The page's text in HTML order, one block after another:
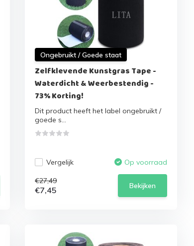
Ongebruikt / Goede staat
Zelfklevende Kunstgras Tape -
Waterdicht & Weerbestendig -
73% Korting!
Dit product heeft het label ongebruikt /
goede s...
Vergelijk Op voorraad
€27,49
€7,45 Bekijken